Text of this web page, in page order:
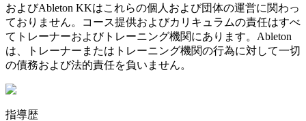
およびAbleton KKはこれらの個人および団体の運営に関わっ
ておりません。コース提供およびカリキュラムの責任はすべ
てトレーナーおよびトレーニング機関にあります。Ableton
は、トレーナーまたはトレーニング機関の行為に対して一切
の債務および法的責任を負いません。
指導歴